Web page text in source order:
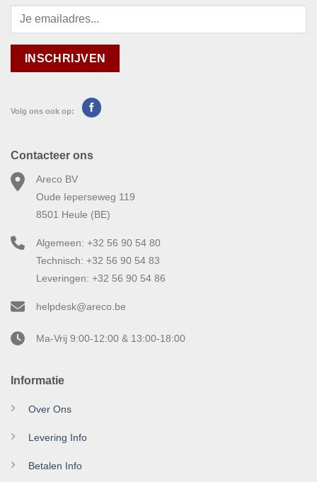
Volg ons ook op:
Informatie
Over Ons
Levering Info
Betalen Info
Contacteer ons
Areco BV
Oude Ieperseweg 119
8501 Heule (BE)
Algemeen: +32 56 90 54 80
Technisch: +32 56 90 54 83
Leveringen: +32 56 90 54 86
helpdesk@areco.be
Ma-Vrij 9:00-12:00 & 13:00-18:00